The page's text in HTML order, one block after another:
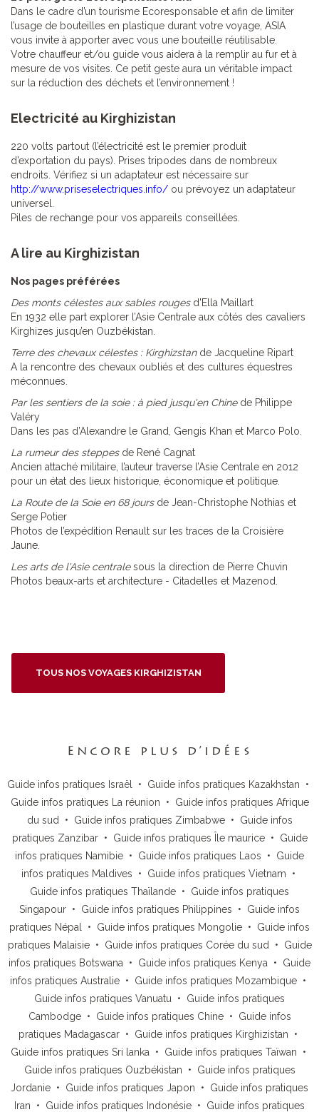
Dans le cadre d’un tourisme Ecoresponsable et afin de limiter
l’usage de bouteilles en plastique durant votre voyage, ASIA
vous invite à apporter avec vous une bouteille réutilisable.
Votre chauffeur et/ou guide vous aidera à la remplir au fur et à
mesure de vos visites. Ce petit geste aura un véritable impact
sur la réduction des déchets et l’environnement !
Electricité au Kirghizistan
220 volts partout (l’électricité est le premier produit
d’exportation du pays). Prises tripodes dans de nombreux
endroits. Vérifiez si un adaptateur est nécessaire sur
http://www.priseselectriques.info/ ou prévoyez un adaptateur
universel.
Piles de rechange pour vos appareils conseillées.
A lire au Kirghizistan
Nos pages préférées
Des monts célestes aux sables rougesd'Ella Maillart
En 1932 elle part explorer l’Asie Centrale aux côtés des cavaliers
Kirghizes jusqu’en Ouzbékistan.
Terre des chevaux célestes : Kirghizstande Jacqueline Ripart
A la rencontre des chevaux oubliés et des cultures équestres
méconnues.
Par les sentiers de la soie : à pied jusqu'en Chinede Philippe
Valéry
Dans les pas d’Alexandre le Grand, Gengis Khan et Marco Polo.
La rumeur des steppesde René Cagnat
Ancien attaché militaire, l’auteur traverse l’Asie Centrale en 2012
pour un état des lieux historique, économique et politique.
La Route de la Soie en 68 jours de Jean-Christophe Nothias et
Serge Potier
Photos de l’expédition Renault sur les traces de la Croisière
Jaune.
Les arts de l'Asie centralesous la direction de Pierre Chuvin
Photos beaux-arts et architecture - Citadelles et Mazenod.
TOUS NOS VOYAGES KIRGHIZISTAN
Encore plus d’idées
Guide infos pratiques Israël • Guide infos pratiques Kazakhstan •
Guide infos pratiques La réunion • Guide infos pratiques Afrique
du sud • Guide infos pratiques Zimbabwe• Guide infos
pratiques Zanzibar• Guide infos pratiques Île maurice• Guide
infos pratiques Namibie • Guide infos pratiques Laos • Guide
infos pratiques Maldives • Guide infos pratiques Vietnam •
Guide infos pratiques Thaïlande • Guide infos pratiques
Singapour • Guide infos pratiques Philippines • Guide infos
pratiques Népal
• Guide infos pratiques Mongolie • Guide infos
pratiques Malaisie• Guide infos pratiques Corée du sud • Guide
infos pratiques Botswana • Guide infos pratiques Kenya • Guide
infos pratiques Australie • Guide infos pratiques Mozambique •
Guide infos pratiques Vanuatu • Guide infos pratiques
Cambodge• Guide infos pratiques Chine• Guide infos
pratiques Madagascar • Guide infos pratiques Kirghizistan •
Guide infos pratiques Sri lanka • Guide infos pratiques Taïwan •
Guide infos pratiques Ouzbékistan • Guide infos pratiques
Jordanie • Guide infos pratiques Japon • Guide infos pratiques
Iran • Guide infos pratiques Indonésie • Guide infos pratiques